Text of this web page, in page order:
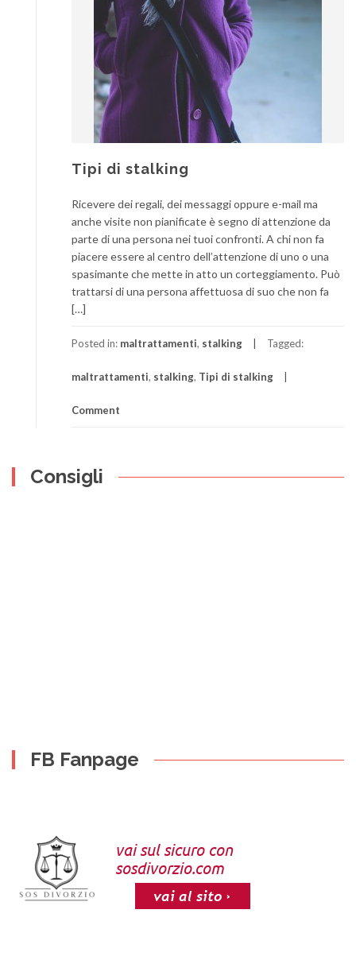
Tipi di stalking
Ricevere dei regali, dei messaggi oppure e-mail ma
anche visite non pianificate è segno di attenzione da
parte di una persona nei tuoi confronti. A chi non fa
piacere essere al centro dell’attenzione di uno o una
spasimante che mette in atto un corteggiamento. Può
trattarsi di una persona affettuosa di suo che non fa
[…]
Posted in: maltrattamenti, stalking Tagged:
maltrattamenti, stalking, Tipi di stalking
Comment
Consigli
FB Fanpage